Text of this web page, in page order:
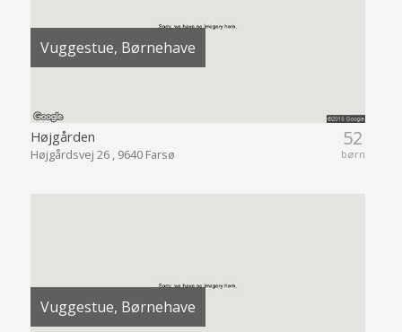
Vuggestue, Børnehave
52
børn
Højgården
Højgårdsvej 26 , 9640 Farsø
Vuggestue, Børnehave